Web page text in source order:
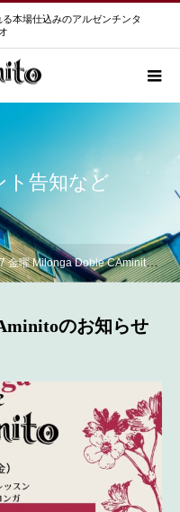
本場仕込みのアルゼンチンタ
ト告知など
金曜 Milonga Doble CAminitoのお知らせ
のお知らせ